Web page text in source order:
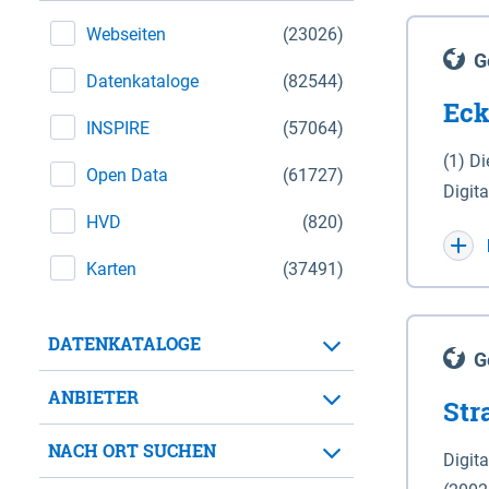
(23026)
Webseiten
(82544)
Datenkataloge
(57064)
INSPIRE
(61727)
Open Data
(820)
HVD
(37491)
Karten
DATENKATALOGE
ANBIETER
NACH ORT SUCHEN
(1)
WGS
für
der in